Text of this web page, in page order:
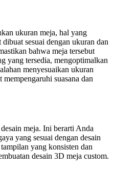
ukuran meja, hal yang
sesuai dengan ukuran dan
bahwa meja tersebut
yang tersedia, mengoptimalkan
menyesuaikan ukuran
suasana dan
meja. Ini berarti Anda
yang sesuai dengan desain
yang konsisten dan
desain 3D meja custom.